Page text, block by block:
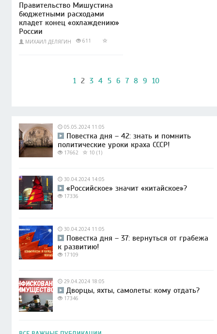
Правительство Мишустина
бюджетными расходами
кладет конец «охлаждению»
России
МИХАИЛ ДЕЛЯГИН 611
1 2 3 4 5 6 7 8 9 10
05.05.2024 11:05
Повестка дня – 42: знать и помнить
политические уроки краха СССР!
17662 10 (1)
30.04.2024 14:05
«Российское» значит «китайское»?
17336
30.04.2024 11:05
Повестка дня – 37: вернуться от грабежа
к развитию!
17109
29.04.2024 18:05
Дворцы, яхты, самолеты: кому отдать?
17346